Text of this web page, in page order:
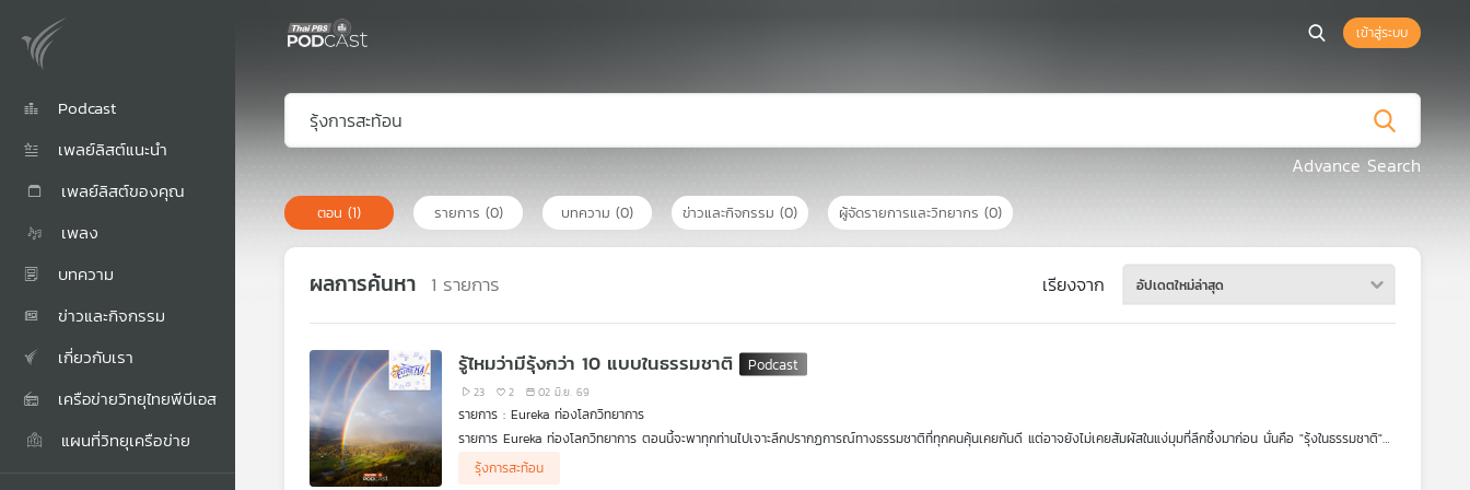
Podcast
เพลย์ลิสต์แนะนำ
เพลย์ลิสต์ของคุณ
เพลง
บทความ
ข่าวและกิจกรรม
เกี่ยวกับเรา
เครือข่ายวิทยุไทยพีบีเอส
แผนที่วิทยุเครือข่าย
เข้าสู่ระบบ
Advance Search
ตอน (1) รายการ (0) บทความ (0) ข่าวและกิจกรรม (0) ผู้จัดรายการและวิทยากร (0)
ผลการค้นหา 1 รายการ เรียงจาก อัปเดตใหม่ล่าสุด
รู้ไหมว่ามีรุ้งกว่า 10 แบบในธรรมชาติ
23 2 02 มิ.ย. 69
รายการ : Eureka ท่องโลกวิทยาการ
รายการ Eureka ท่องโลกวิทยาการ ตอนนี้จะพาทุกท่านไปเจาะลึกปรากฏการณ์ทางธรรมชาติที่ทุกคนคุ้นเคยกันดี แต่อาจยังไม่เคยสัมผัสในแง่มุมที่ลึกซึ้งมาก่อน นั่นคือ "รุ้งในธรรมชาติ"
ดร.บัญชา ธนบุญสมบัติ จะมาเล่าเรื่องรุ้งแบบต่างๆ กว่า 10 แบบในธรรมชาติ เช่น
รุ้งคู่ (Double Rainbow)
รุ้งการสะท้อน